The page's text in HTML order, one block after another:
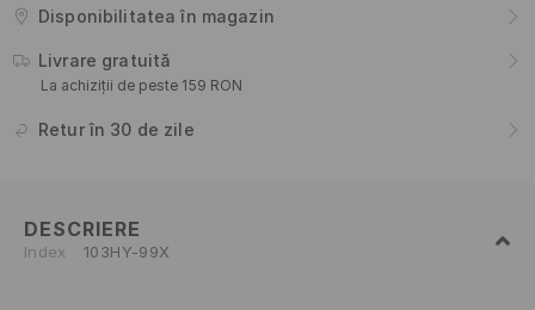
Disponibilitatea în magazin
Livrare gratuită
La achiziții de peste 159 RON
Retur în 30 de zile
DESCRIERE
Index 103HY-99X